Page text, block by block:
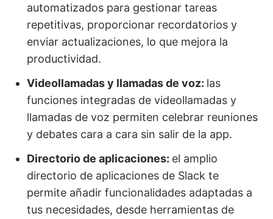
automatizados para gestionar tareas
repetitivas, proporcionar recordatorios y
enviar actualizaciones, lo que mejora la
productividad.
Videollamadas y llamadas de voz: las
funciones integradas de videollamadas y
llamadas de voz permiten celebrar reuniones
y debates cara a cara sin salir de la app.
Directorio de aplicaciones: el amplio
directorio de aplicaciones de Slack te
permite añadir funcionalidades adaptadas a
tus necesidades, desde herramientas de